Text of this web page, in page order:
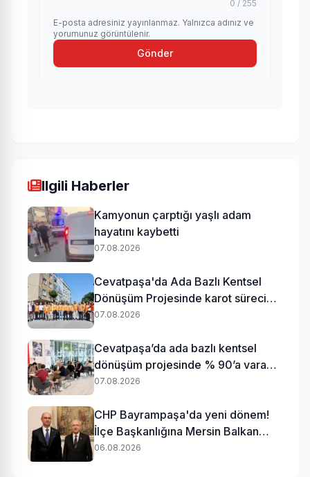
0 / 255
E-posta adresiniz yayınlanmaz. Yalnızca adınız ve
yorumunuz görüntülenir.
Gönder
Ilgili Haberler
Kamyonun çarptığı yaşlı adam
hayatını kaybetti
07.08.2026
Cevatpaşa'da Ada Bazlı Kentsel
Dönüşüm Projesinde karot süreci
başladı
07.08.2026
Cevatpaşa’da ada bazlı kentsel
dönüşüm projesinde % 90’a varan
uzlaşı
07.08.2026
CHP Bayrampaşa'da yeni dönem!
İlçe Başkanlığına Mersin Balkan
atandı
06.08.2026